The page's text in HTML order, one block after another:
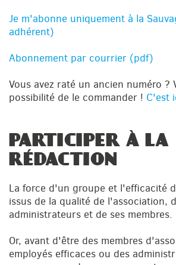
Je m'abonne uniquement à la
adhérent)
Abonnement par courrier (pdf)
Vous avez raté un ancien numéro ?
possibilité de le commander ! C'est
PARTICIPER À LA
RÉDACTION
La force d'un groupe et l'efficacité
issus de la qualité de l'association,
administrateurs et de ses membres.
Or, avant d'être des membres
employés efficaces ou des